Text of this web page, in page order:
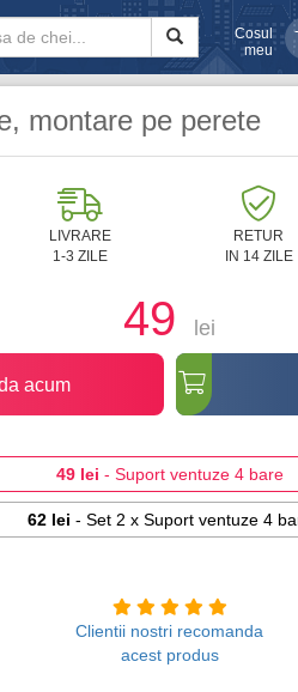
Cosul
meu
montare pe perete
LIVRARE
1-3 ZILE
RETUR
IN 14 ZILE
49 lei
acum
49 lei - Suport ventuze 4 bare
62 lei - Set 2 x Suport ventuze 4
Clientii nostri recomanda
acest produs